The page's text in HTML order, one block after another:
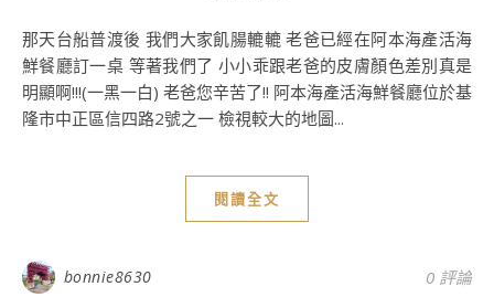
那天台船普渡後 我們大家飢腸轆轆 老爸已經在阿本海產活海
鮮餐廳訂一桌 等著我們了 小小乖跟老爸的皮膚顏色差別真是
明顯啊!!!(一黑一白) 老爸您辛苦了!! 阿本海產活海鮮餐廳位於基
隆市中正區信四路2號之一 檢視較大的地圖...
閱讀全文
bonnie8630 0 評論